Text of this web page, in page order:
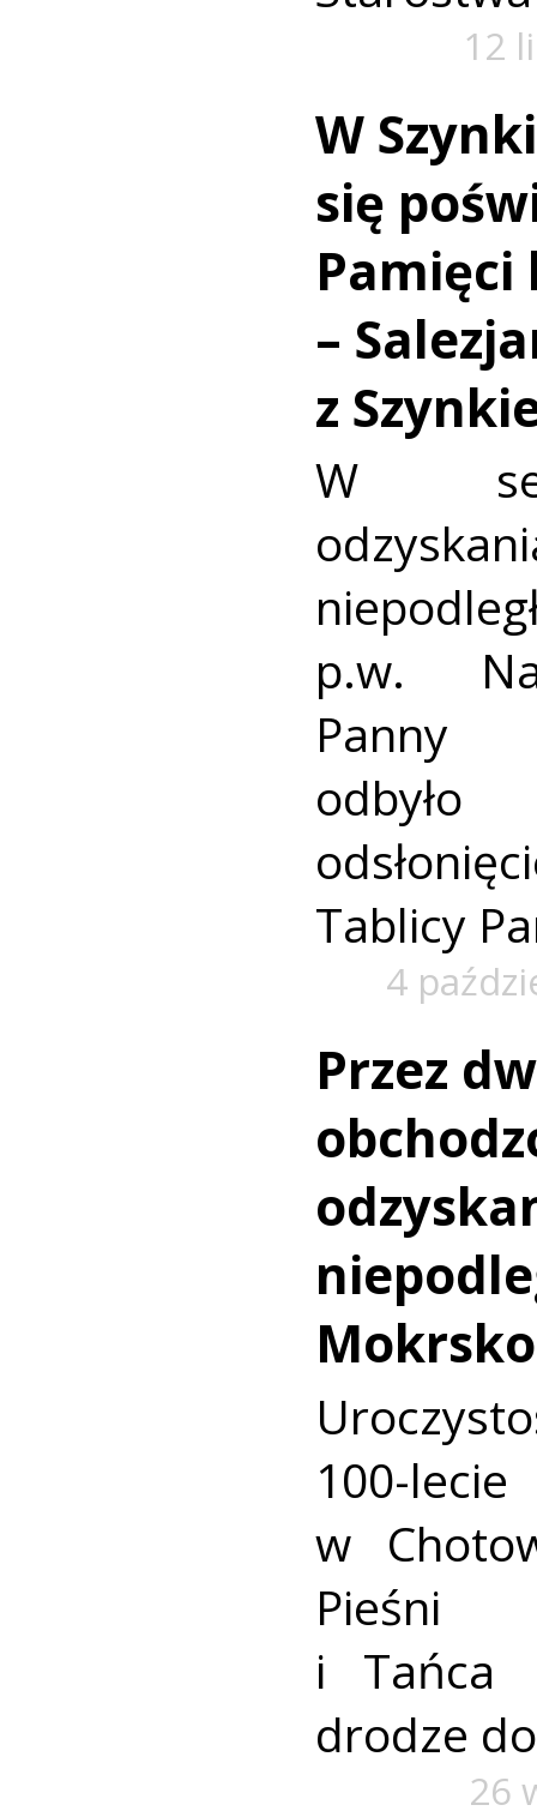
12
W
się
Pamięci
–
z
W
p.w.
Panny
Tablicy
4
Przez
Mokrsko
100-
w
Pieśni
i Tańca
drodze
26